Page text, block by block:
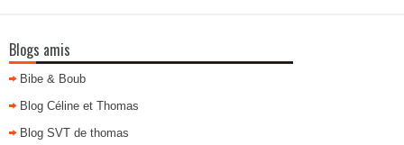
Blogs amis
Bibe & Boub
Blog Céline et Thomas
Blog SVT de thomas